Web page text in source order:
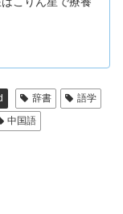
辞書
語学
中国語